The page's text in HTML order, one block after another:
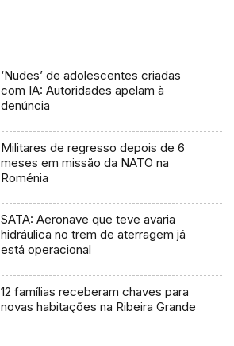
‘Nudes’ de adolescentes criadas
com IA: Autoridades apelam à
denúncia
Militares de regresso depois de 6
meses em missão da NATO na
Roménia
SATA: Aeronave que teve avaria
hidráulica no trem de aterragem já
está operacional
12 famílias receberam chaves para
novas habitações na Ribeira Grande